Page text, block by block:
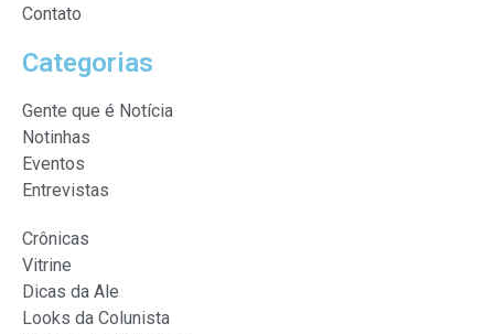
Contato
Categorias
Gente que é Notícia
Notinhas
Eventos
Entrevistas
Crônicas
Vitrine
Dicas da Ale
Looks da Colunista